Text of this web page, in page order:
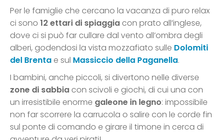
Per le famiglie che cercano la vacanza di puro relax
ci sono 12 ettari di spiaggia con prato all’inglese,
dove ci si può far cullare dal vento all’ombra degli
alberi, godendosi la vista mozzafiato sulle Dolomiti
del Brenta e sul Massiccio della Paganella.
I bambini, anche piccoli, si divertono nelle diverse
zone di sabbia con scivoli e giochi, di cui una con
un irresistibile enorme galeone in legno: impossibile
non far scorrere la carrucola o salire con le corde fin
sul ponte di comando e girare il timone in cerca di